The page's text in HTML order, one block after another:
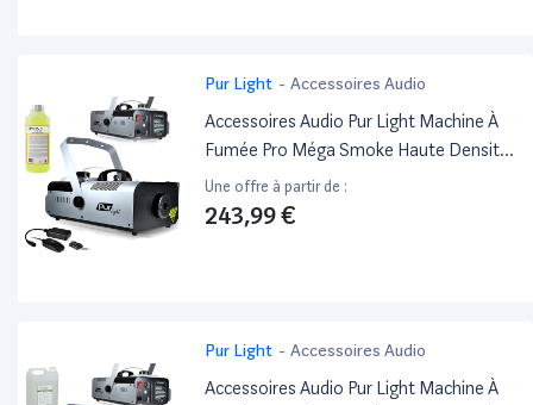
Pur Light - Accessoires Audio
Accessoires Audio Pur Light Machine À
Fumée Pro Méga Smoke Haute Densité
1500W + Etrier De Fix + 2
Télécommandes Newark1500 +9L
Une offre à partir de :
243,99 €
Pur Light - Accessoires Audio
Accessoires Audio Pur Light Machine À